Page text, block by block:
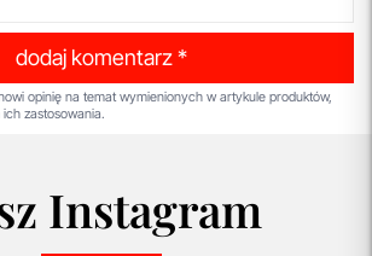
dodaj komentarz *
opinię na temat wymienionych w artykule produktów,
zastosowania.
Instagram